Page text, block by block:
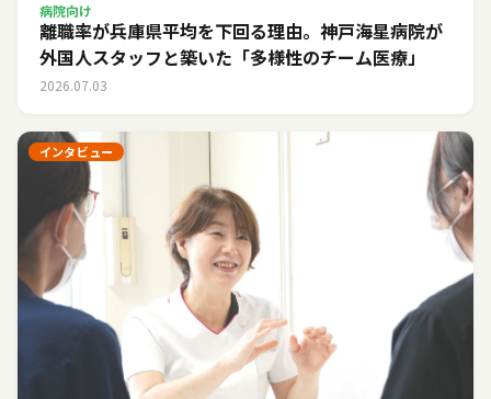
病院向け
離職率が兵庫県平均を下回る理由。神戸海星病院が
外国人スタッフと築いた「多様性のチーム医療」
2026.07.03
インタビュー